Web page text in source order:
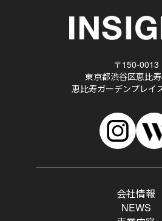
〒150-0013
東京都渋谷区恵比
恵比寿ガーデンプレイ
会社情報
NEWS